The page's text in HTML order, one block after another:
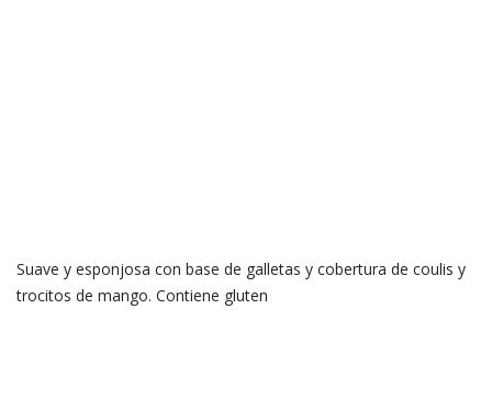
Suave y esponjosa con base de galletas y cobertura de coulis y
trocitos de mango. Contiene gluten